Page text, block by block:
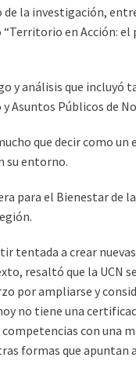
la investigación,
en Acción:
análisis que incluyó
Asuntos Públicos de
que decir como
su entorno.
el Bienestar de
tentada a crear
resaltó que la UCN
por ampliarse y
no tiene una
con una
formas que